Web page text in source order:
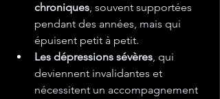
chroniques, souvent supportées
pendant des années, mais qui
épuisent petit à petit.
Les dépressions sévères, qui
deviennent invalidantes et
nécessitent un accompagnement